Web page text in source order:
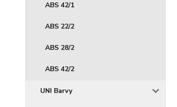
ABS 42/1
ABS 22/2
ABS 28/2
ABS 42/2
UNI Barvy